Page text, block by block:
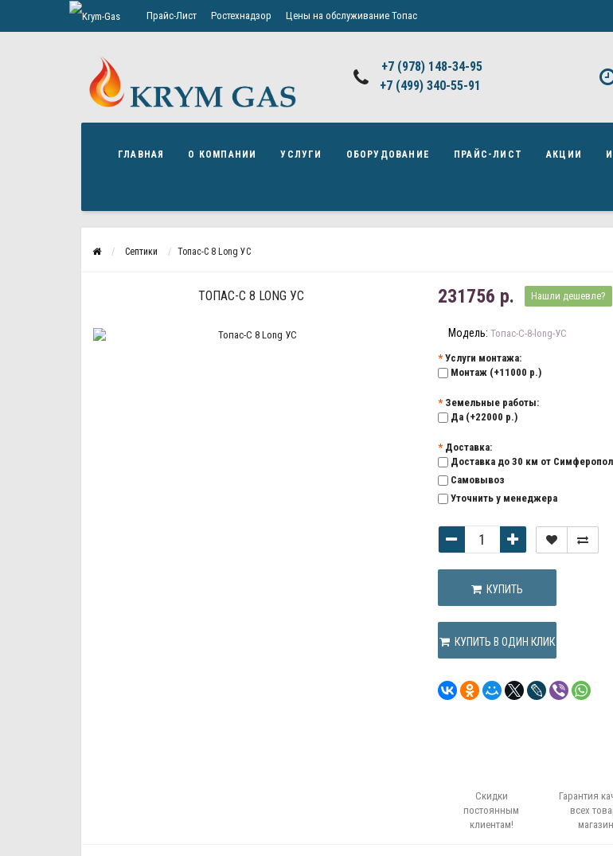
Прайс-Лист Ростехнадзор Цены на обслуживание Топас
+7 (978) 148-34-95
+7 (499) 340-55-91 ​
ГЛАВНАЯ О КОМПАНИИ УСЛУГИ ОБОРУДОВАНИЕ ПРАЙС-ЛИСТ АКЦИИ
Септики Топас-С 8 Long УС
ТОПАС-С 8 LONG УС 231756 р. Нашли дешевле?
Модель: Топас-С-8-long-УС
Услуги монтажа:
Монтаж (+11000 р.)
Земельные работы:
Да (+22000 р.)
Доставка:
Доставка до 30 км от
Самовывоз
Уточнить у менеджера
КУПИТЬ
КУПИТЬ В ОДИН КЛИК
Скидки
постоянным
клиентам!
Гарантия
всех